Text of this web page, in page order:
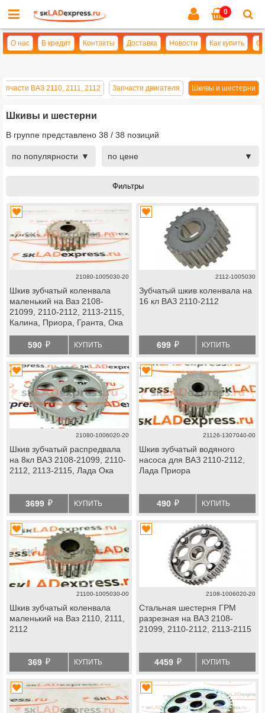
0
О нас В кредит Контакты Доставка Новости Как купить
ВАЗ 2110, 2111, 2112 Запчасти двигателя Шкивы и шестерни
Шкивы и шестерни
В группе представлено 38 / 38 позиций
по популярности по цене
21080-1005030-20
Шкив зубчатый коленвала
маленький на Ваз 2108-
21099, 2110-2112, 2113-2115,
Калина, Приора, Гранта, Ока
590 й КУПИТЬ
2112-1005030
Зубчатый шкив коленвала на
16 кл ВАЗ 2110-2112
699 й КУПИТЬ
21080-1006020-20
Шкив зубчатый распредвала
на 8кл ВАЗ 2108-21099, 2110-
2112, 2113-2115, Лада Ока
3699 й КУПИТЬ
21126-1307040-00
Шкив зубчатый водяного
насоса для ВАЗ 2110-2112,
Лада Приора
490 й КУПИТЬ
21100-1005030-00
Шкив зубчатый коленвала
маленький на Ваз 2110, 2111,
2112
369 й КУПИТЬ
2108-1006020-20
Стальная шестерня ГРМ
разрезная на ВАЗ 2108-
21099, 2110-2112, 2113-2115
4459 й КУПИТЬ